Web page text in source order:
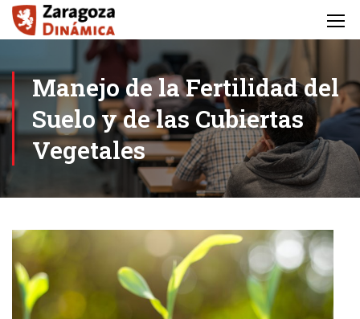
Manejo de la Fertilidad del
Suelo y de las Cubiertas
Vegetales